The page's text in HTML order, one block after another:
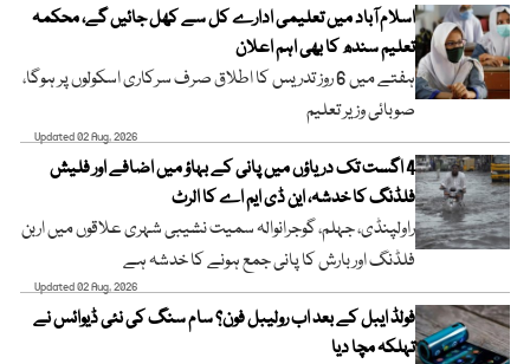
اسلام آباد میں تعلیمی ادارے کل سے کھل جائیں گے، محکمہ
تعلیم سندھ کا بھی اہم اعلان
ہفتے میں 6 روز تدریس کا اطلاق صرف سرکاری اسکولوں پر ہوگا،
صوبائی وزیر تعلیم
Updated 02 Aug, 2026
4 اگست تک دریاؤں میں پانی کے بہاؤ میں اضافے اور فلیش
فلڈنگ کا خدشہ، این ڈی ایم اے کا الرٹ
راولپنڈی، جہلم، گوجرانوالہ سمیت نشیبی شہری علاقوں میں اربن
فلڈنگ اور بارش کا پانی جمع ہونے کا خدشہ ہے
Updated 02 Aug, 2026
فولڈ ایبل کے بعد اب رولیبل فون؟ سام سنگ کی نئی ڈیوائس نے
تہلکہ مچا دیا